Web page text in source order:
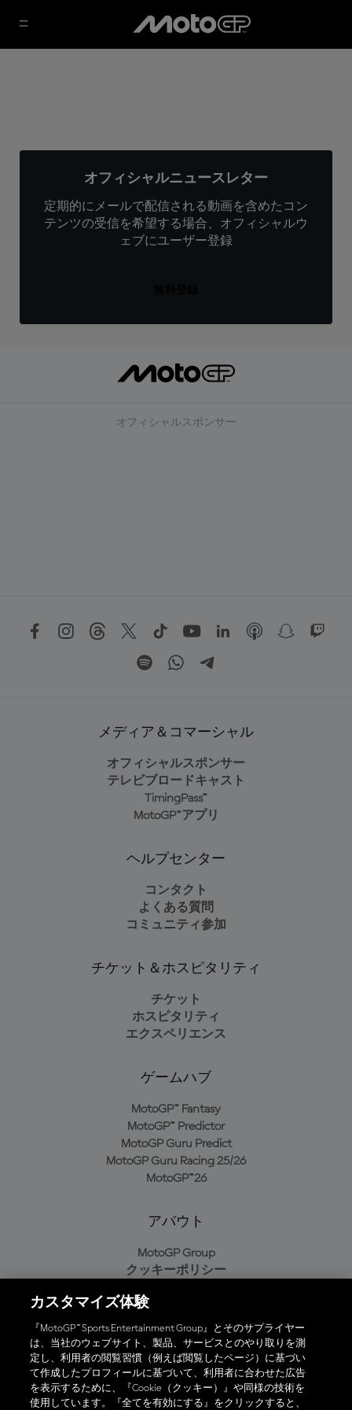
オフィシャルニュースレター
定期的にメールで配信される動画を含めたコン
テンツの受信を希望する場合、オフィシャルウ
ェブにユーザー登録
オフィシャルスポンサー
メディア＆コマーシャル
オフィシャルスポンサー
テレビブロードキャスト
TimingPass™
MotoGP™アプリ
ヘルプセンター
コンタクト
よくある質問
コミュニティ参加
チケット＆ホスピタリティ
チケット
ホスピタリティ
エクスペリエンス
ゲームハブ
MotoGP™ Fantasy
MotoGP™ Predictor
MotoGP Guru Predict
MotoGP Guru Racing 25/26
MotoGP™26
アバウト
MotoGP Group
クッキーポリシー
プライバシーポリシー
購入ポリシー
オフィシャルアプリ
カスタマイズ体験
『MotoGP™ Sports Entertainment Group』とそのサプライヤー
は、当社のウェブサイト、製品、サービスとのやり取りを測
定し、利用者の閲覧習慣（例えば閲覧したページ）に基づい
て作成したプロフィールに基づいて、利用者に合わせた広告
を表示するために、『Cookie（クッキー）』や同様の技術を
使用しています。『全てを有効にする』をクリックすると、